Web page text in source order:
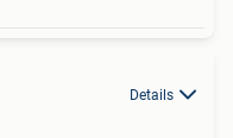
Details